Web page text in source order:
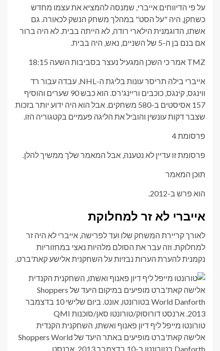
על פי הדיווחים אייברי, שמנסה להמציא את עצמו מחדש
כשחקן, היה "על הסט" במהלך משחק הנשק לכאורה. גם
אשתו, הדוגמנית הילארי רודה, לא הייתה בבית. לא היה ברור
אם בנם בן ה-5 של השניים, נאש, היה בבית.
TMZ אמר כי השכן המגעיל נעצר בסביבות השעה 18:15
אייברי בילה תריסר עונות בליגת ה-NHL, עבדה עבור רד
ווינגס, קינגס, כוכבים וריינג'רס. הוא כבש 90 שערים והוסיף
157 אסיסטים ב-580 משחקים. אבל הוא היה ידוע יותר בזכות
שצבר דקות עונשין והוביל את הליגה פעמיים בקטגוריה הזו.
פרסומת 4
פרסומת זו עדיין לא נטענה, אבל המאמר שלך ממשיך להלן.
תוכן המאמר
הוא פרש ב-2012.
אייברי לא זר למחלוקת
לאורך קריירת המשחק שלו ועד לפרישה, אייברי לא היה זר
למחלוקת. וזה עבר את הסולם מלהיות נאצי במחזוריות
נקמנית להערת הערות נבזיות על השחקנית אלישע קאת'ברט.
טורונטו מייפל ליף דיון פאנוף ואשתו, השחקנית הקנדית
אלישה קאת'ברט מופיעים באתר היעד של Shoppers World
Danforth בטורונטו ב-10 בדצמבר 2013. ארנסט